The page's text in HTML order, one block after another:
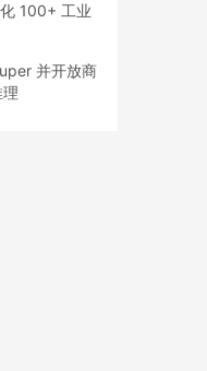
100+ 工业
并开放商